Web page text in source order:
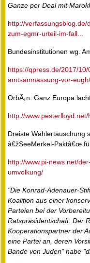
Ganze per Deal mit
http://
zum-egmr-urteil-im-fall...
Bundesinstitutionen wg.
https://qpress.de/2017/
amtsanmassung-vor-eugh/
OrbÃ¡n: Ganz Europa
http://
Dreiste Wählertäuschung
â€žSeeMerkel-Paktâ€œ
http://www.pi-news.net/
umvolkung/
"Die Konrad-Adenauer-
Koalition aus einer
Parteien bei der
Ratspräsidentschaft. Der
Kooperationspartner der
eine Partei an, deren
Bande von Juden" habe